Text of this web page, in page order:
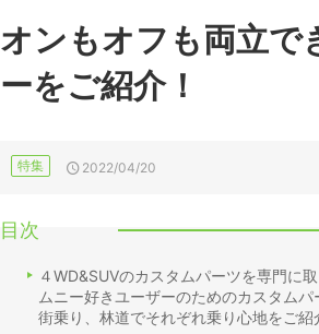
オンもオフも両立で
ーをご紹介！
特集 2022/04/20
目次
４WD&SUVのカスタムパーツを専門に
ムニー好きユーザーのためのカスタム
街乗り、林道でそれぞれ乗り心地をご紹